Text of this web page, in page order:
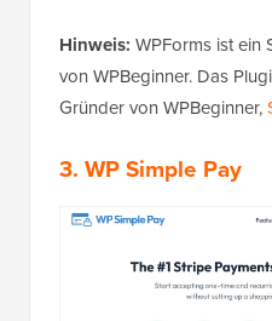
Hinweis: WPForms ist ein
von WPBeginner. Das
Gründer von WPBeginner,
3. WP Simple Pay